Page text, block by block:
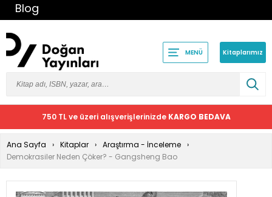
Blog
MENÜ Kitaplarımız
750 TL ve üzeri alışverişlerinizde KARGO BEDAVA
Ana Sayfa Kitaplar
Araştırma - İnceleme
Demokrasiler Neden Çöker? - Gangsheng Bao